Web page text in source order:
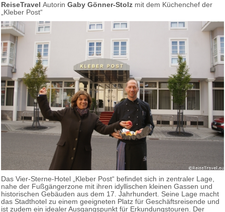
ReiseTravel Autorin Gaby Gönner-Stolz mit dem Küchenchef der
„Kleber Post“
Das Vier-Sterne-Hotel „Kleber Post“ befindet sich in zentraler Lage,
nahe der Fußgängerzone mit ihren idyllischen kleinen Gassen und
historischen Gebäuden aus dem 17. Jahrhundert. Seine Lage macht
das Stadthotel zu einem geeigneten Platz für Geschäftsreisende und
ist zudem ein idealer Ausgangspunkt für Erkundungstouren. Der